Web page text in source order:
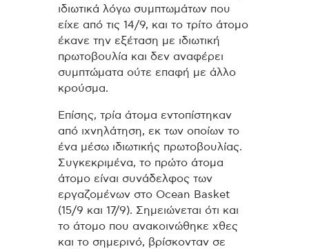
ιδιωτικά λόγω συμπτωμάτων που
είχε από τις 14/9, και το τρίτο άτομο
έκανε την εξέταση με ιδιωτική
πρωτοβουλία και δεν αναφέρει
συμπτώματα ούτε επαφή με άλλο
κρούσμα.
Επίσης, τρία άτομα εντοπίστηκαν
από ιχνηλάτηση, εκ των οποίων το
ένα μέσω ιδιωτικής πρωτοβουλίας.
Συγκεκριμένα, το πρώτο άτομα
άτομο είναι συνάδελφος των
εργαζομένων στο Ocean Basket
(15/9 και 17/9). Σημειώνεται ότι και
το άτομο που ανακοινώθηκε χθες
και το σημερινό, βρίσκονταν σε